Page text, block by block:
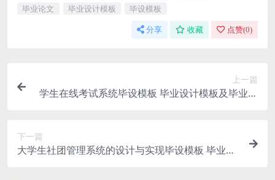
毕业论文
毕业设计模板 毕设模板
分享 收藏 点赞(0)
上一篇
学生在线考试系统毕设模板 毕业设计模板及毕业论
下一篇
大学生社团管理系统的设计与实现毕设模板 毕业设